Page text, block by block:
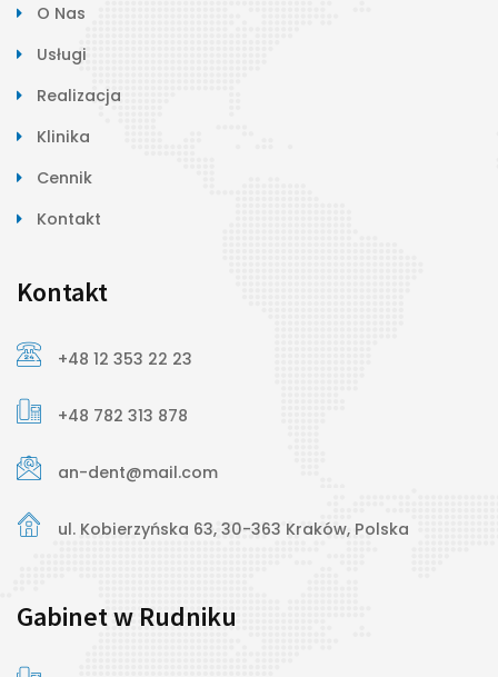
O Nas
Usługi
Realizacja
Klinika
Cennik
Kontakt
Kontakt
+48 12 353 22 23
+48 782 313 878
an-dent@mail.com
ul. Kobierzyńska 63, 30-363 Kraków, Polska
Gabinet w Rudniku